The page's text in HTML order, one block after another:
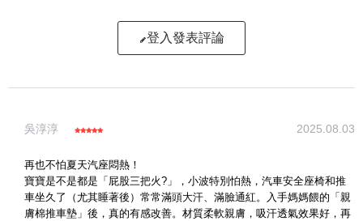
登入發表評論
吳淳淳 2025.08.03
再也不怕夏天汽座悶熱！
寶寶是不是都是「屁股三把火?」，小波特別怕熱，汽車安全座椅和推
車坐久了（尤其睡著後）常常滿頭大汗、滿臉通紅。入手媽媽餵的「親
膚棉推車墊」後，真的有感改善。材質柔軟親膚，吸汗透氣效果好，再